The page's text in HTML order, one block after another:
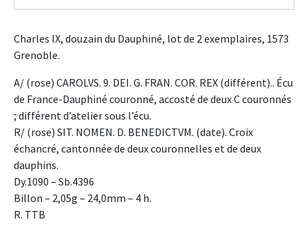
Charles IX, douzain du Dauphiné, lot de 2 exemplaires, 1573
Grenoble.
A/ (rose) CAROLVS. 9. DEI. G. FRAN. COR. REX (différent).. Écu
de France-Dauphiné couronné, accosté de deux C couronnés
; différent d’atelier sous l’écu.
R/ (rose) SIT. NOMEN. D. BENEDICTVM. (date). Croix
échancré, cantonnée de deux couronnelles et de deux
dauphins.
Dy.1090 – Sb.4396
Billon – 2,05g – 24,0mm – 4 h.
R. TTB